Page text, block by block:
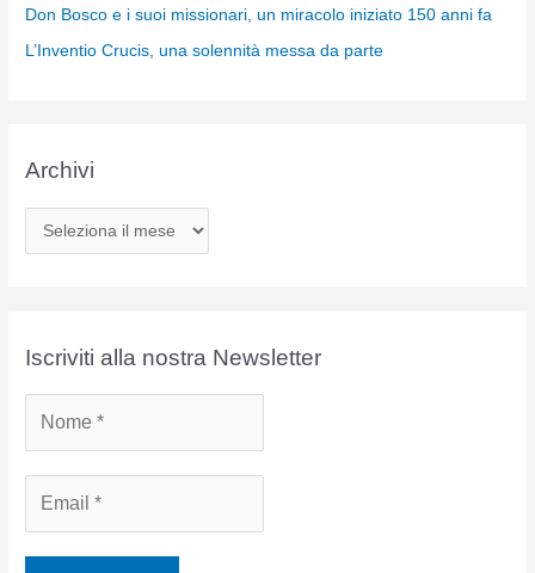
Don Bosco e i suoi missionari, un miracolo iniziato 150 anni fa
L’Inventio Crucis, una solennità messa da parte
Archivi
r
iIscriviti alla nostra Newsletter